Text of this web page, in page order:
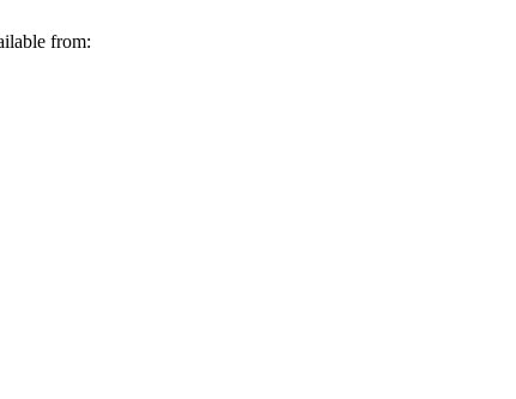
from: